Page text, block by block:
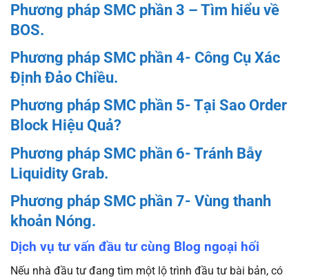
Phương pháp SMC phần 3 – Tìm hiểu về
BOS.
Phương pháp SMC phần 4- Công Cụ Xác
Định Đảo Chiều.
Phương pháp SMC phần 5- Tại Sao Order
Block Hiệu Quả?
Phương pháp SMC phần 6- Tránh Bẫy
Liquidity Grab.
Phương pháp SMC phần 7- Vùng thanh
khoản Nóng.
Dịch vụ tư vấn đầu tư cùng Blog ngoại hối
Nếu nhà đầu tư đang tìm một lộ trình đầu tư bài bản, có